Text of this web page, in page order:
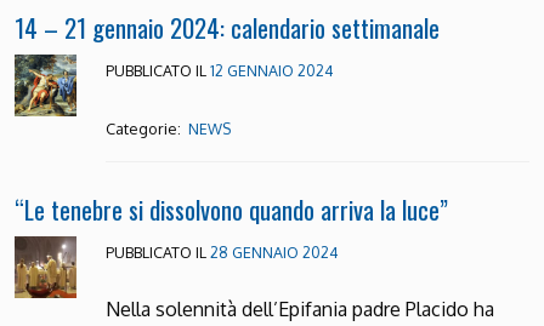
14 – 21 gennaio 2024: calendario settimanale
PUBBLICATO IL 12 GENNAIO 2024
Categorie: NEWS
“Le tenebre si dissolvono quando arriva la luce”
PUBBLICATO IL 28 GENNAIO 2024
Nella solennità dell’Epifania padre Placido ha